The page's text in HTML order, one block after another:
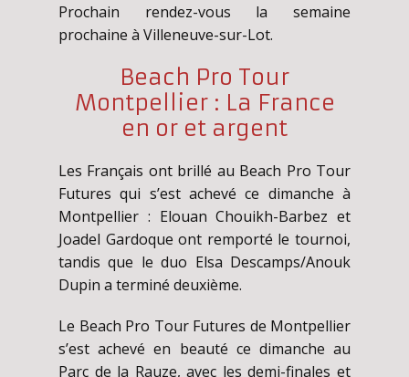
Prochain rendez-vous la semaine
prochaine à Villeneuve-sur-Lot.
Beach Pro Tour
Montpellier : La France
en or et argent
Les Français ont brillé au Beach Pro Tour
Futures qui s’est achevé ce dimanche à
Montpellier : Elouan Chouikh-Barbez et
Joadel Gardoque ont remporté le tournoi,
tandis que le duo Elsa Descamps/Anouk
Dupin a terminé deuxième.
Le Beach Pro Tour Futures de Montpellier
s’est achevé en beauté ce dimanche au
Parc de la Rauze, avec les demi-finales et